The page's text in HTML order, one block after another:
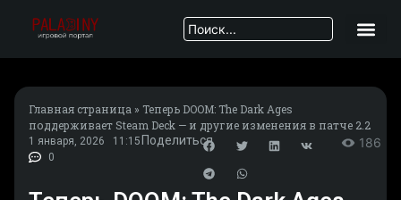
Главная страница » Теперь DOOM: The Dark Ages
поддерживает Steam Deck — и другие изменения в патче 2.2
1 января, 2026
11:15
0
Поделиться 186